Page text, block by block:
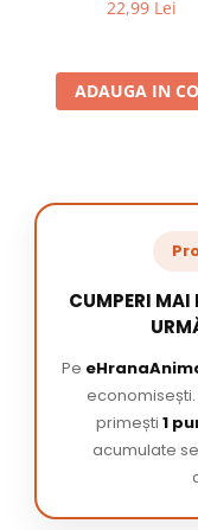
22,99 Lei
ADAUGA IN
CUMPERI MAI
Pe
primești 1
acumulate